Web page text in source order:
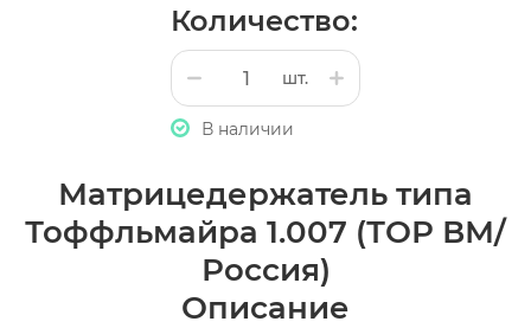
Матрицедержатель типа
Тоффльмайра 1.007 (ТОР ВМ/
Россия)
Описание
Количество:
шт.
В наличии